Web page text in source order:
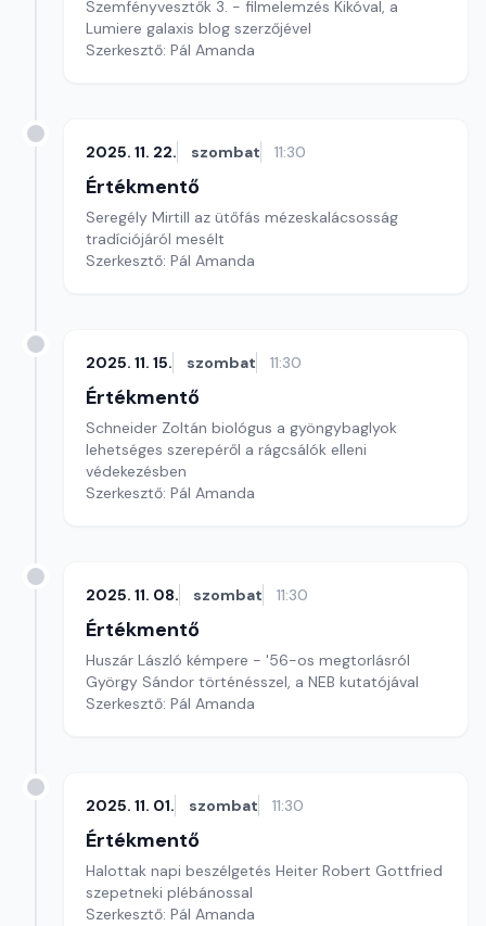
Szemfényvesztők 3. - filmelemzés Kikóval, a
Lumiere galaxis blog szerzőjével
Szerkesztő: Pál Amanda
2025. 11. 22. szombat 11:30
Értékmentő
Seregély Mirtill az ütőfás mézeskalácsosság
tradíciójáról mesélt
Szerkesztő: Pál Amanda
2025. 11. 15. szombat 11:30
Értékmentő
Schneider Zoltán biológus a gyöngybaglyok
lehetséges szerepéről a rágcsálók elleni
védekezésben
Szerkesztő: Pál Amanda
2025. 11. 08. szombat 11:30
Értékmentő
Huszár László kémpere - '56-os megtorlásról
György Sándor történésszel, a NEB kutatójával
Szerkesztő: Pál Amanda
2025. 11. 01. szombat 11:30
Értékmentő
Halottak napi beszélgetés Heiter Robert Gottfried
szepetneki plébánossal
Szerkesztő: Pál Amanda